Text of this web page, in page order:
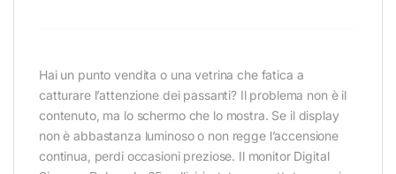
Hai un punto vendita o una vetrina che fatica a
catturare l’attenzione dei passanti? Il problema non è il
contenuto, ma lo schermo che lo mostra. Se il display
non è abbastanza luminoso o non regge l’accensione
continua, perdi occasioni preziose. Il monitor Digital